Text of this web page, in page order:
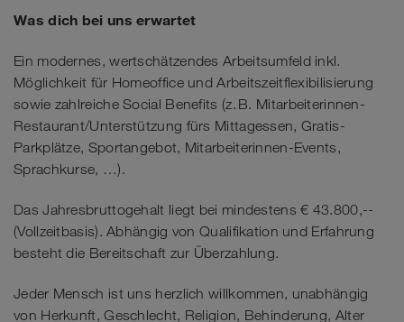
Was dich bei uns erwartet
Ein modernes, wertschätzendes Arbeitsumfeld inkl.
Möglichkeit für Homeoffice und Arbeitszeitflexibilisierung
sowie zahlreiche Social Benefits (z. B. Mitarbeiterinnen-
Restaurant/Unterstützung fürs Mittagessen, Gratis-
Parkplätze, Sportangebot, Mitarbeiterinnen-Events,
Sprachkurse, …).
Das Jahresbruttogehalt liegt bei mindestens € 43.800,--
(Vollzeitbasis). Abhängig von Qualifikation und Erfahrung
besteht die Bereitschaft zur Überzahlung.
Jeder Mensch ist uns herzlich willkommen, unabhängig
von Herkunft, Geschlecht, Religion, Behinderung, Alter